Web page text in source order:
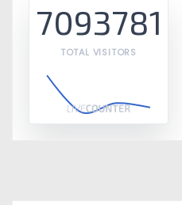
7093781
TOTAL VISITORS